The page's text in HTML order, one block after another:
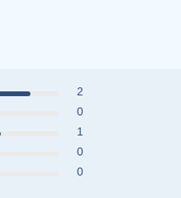
2
0
1
0
0